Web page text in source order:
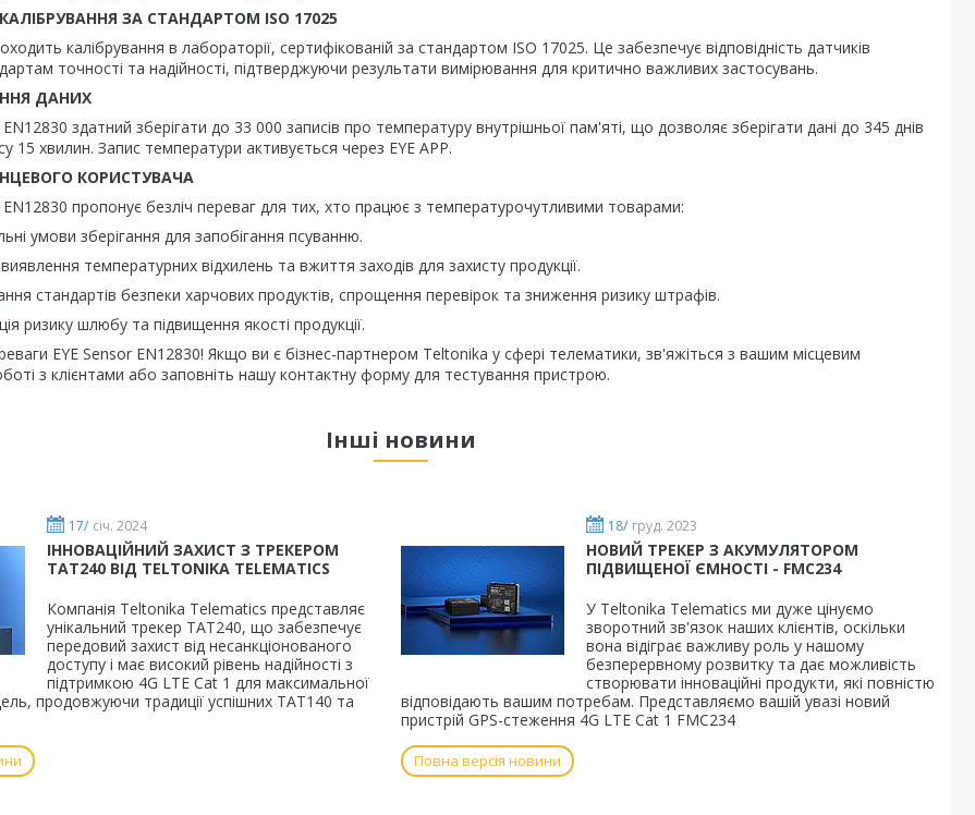
ЗА СТАНДАРТОМ ISO 17025
калібрування в лабораторії, сертифікованій за стандартом ISO 17025. Це забезпечує відповідність датчиків
точності та надійності, підтверджуючи результати вимірювання для критично важливих застосувань.
ДАНИХ
здатний зберігати до 33 000 записів про температуру внутрішньої пам'яті, що дозволяє зберігати дані до 345 днів
15 хвилин. Запис температури активується через EYE APP.
КОРИСТУВАЧА
EN12830 пропонує безліч переваг для тих, хто працює з температурочутливими товарами:
зберігання для запобігання псуванню.
температурних відхилень та вжиття заходів для захисту продукції.
безпеки харчових продуктів, спрощення перевірок та зниження ризику штрафів.
шлюбу та підвищення якості продукції.
EYE Sensor EN12830! Якщо ви є бізнес-партнером Teltonika у сфері телематики, зв'яжіться з вашим місцевим
з клієнтами або заповніть нашу контактну форму для тестування пристрою.
Інші новини
17/ січ. 2024
ІННОВАЦІЙНИЙ ЗАХИСТ З ТРЕКЕРОМ
TAT240 ВІД TELTONIKA TELEMATICS
Компанія Teltonika Telematics представляє
унікальний трекер TAT240, що забезпечує
передовий захист від несанкціонованого
доступу і має високий рівень надійності з
підтримкою 4G LTE Cat 1 для максимальної
продовжуючи традиції успішних TAT140 та
18/ груд. 2023
НОВИЙ ТРЕКЕР З АКУМУЛЯТОРОМ
ПІДВИЩЕНОЇ ЄМНОСТІ - FMC234
У Teltonika Telematics ми дуже цінуємо
зворотний зв'язок наших клієнтів, оскільки
вона відіграє важливу роль у нашому
безперервному розвитку та дає можливість
створювати інноваційні продукти, які повністю
відповідають вашим потребам. Представляємо вашій увазі новий
пристрій GPS-стеження 4G LTE Cat 1 FMC234
Повна версія новини